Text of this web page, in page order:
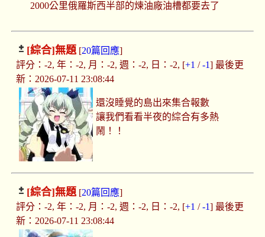
2000公里俄羅斯西半部的煉油廠油槽都要去了
[綜合]無題[20篇回應]
評分：-2, 年：-2, 月：-2, 週：-2, 日：-2, [+1 /-1] 最後更
新：2026-07-11 23:08:44
還沒睡覺的島出來集合報數
讓我們看看半夜的綜合有多熱
鬧！！
[綜合]無題[20篇回應]
評分：-2, 年：-2, 月：-2, 週：-2, 日：-2, [+1 /-1] 最後更
新：2026-07-11 23:08:44